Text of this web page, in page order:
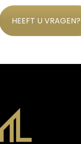
HEEFT U VRAGEN?